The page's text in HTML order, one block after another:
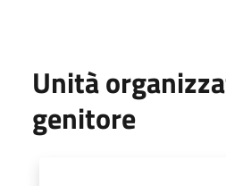
Unità
genitore